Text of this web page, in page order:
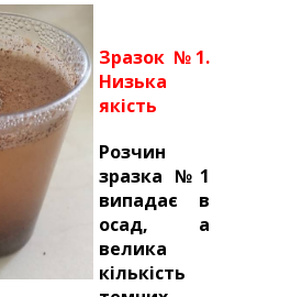
Зразок №1.
Низька
якість
Розчин
зразка №1
випадає в
осад, а
велика
кількість